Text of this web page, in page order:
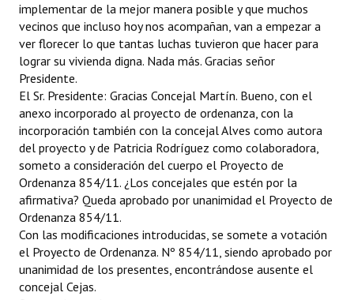
implementar de la mejor manera posible y que muchos
vecinos que incluso hoy nos acompañan, van a empezar a
ver florecer lo que tantas luchas tuvieron que hacer para
lograr su vivienda digna. Nada más. Gracias señor
Presidente.
El Sr. Presidente: Gracias Concejal Martín. Bueno, con el
anexo incorporado al proyecto de ordenanza, con la
incorporación también con la concejal Alves como autora
del proyecto y de Patricia Rodríguez como colaboradora,
someto a consideración del cuerpo el Proyecto de
Ordenanza 854/11. ¿Los concejales que estén por la
afirmativa? Queda aprobado por unanimidad el Proyecto de
Ordenanza 854/11.
Con las modificaciones introducidas, se somete a votación
el Proyecto de Ordenanza. Nº 854/11, siendo aprobado por
unanimidad de los presentes, encontrándose ausente el
concejal Cejas.